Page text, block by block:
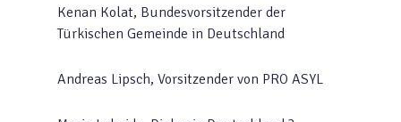
Kenan Kolat, Bundesvorsitzender der
Türkischen Gemeinde in Deutschland
Andreas Lipsch, Vorsitzender von PRO ASYL